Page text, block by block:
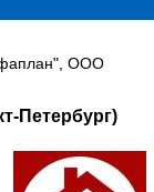
ООО
Петербург)